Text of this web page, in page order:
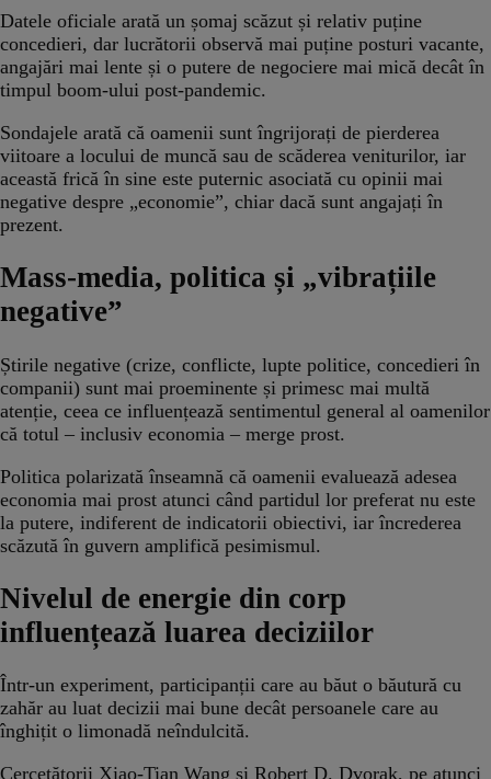
Datele oficiale arată un șomaj scăzut și relativ puține
concedieri, dar lucrătorii observă mai puține posturi vacante,
angajări mai lente și o putere de negociere mai mică decât în ​​
timpul boom-ului post-pandemic.
Sondajele arată că oamenii sunt îngrijorați de pierderea
viitoare a locului de muncă sau de scăderea veniturilor, iar
această frică în sine este puternic asociată cu opinii mai
negative despre „economie”, chiar dacă sunt angajați în
prezent.
​Mass-media, politica și „vibrațiile
negative”
Știrile negative (crize, conflicte, lupte politice, concedieri în
companii) sunt mai proeminente și primesc mai multă
atenție, ceea ce influențează sentimentul general al oamenilor
că totul – inclusiv economia – merge prost.
Politica polarizată înseamnă că oamenii evaluează adesea
economia mai prost atunci când partidul lor preferat nu este
la putere, indiferent de indicatorii obiectivi, iar încrederea
scăzută în guvern amplifică pesimismul.
Nivelul de energie din corp
influențează luarea deciziilor
Într-un experiment, participanții care au băut o băutură cu
zahăr au luat decizii mai bune decât persoanele care au
înghițit o limonadă neîndulcită.
Cercetătorii Xiao-Tian Wang și Robert D. Dvorak, pe atunci